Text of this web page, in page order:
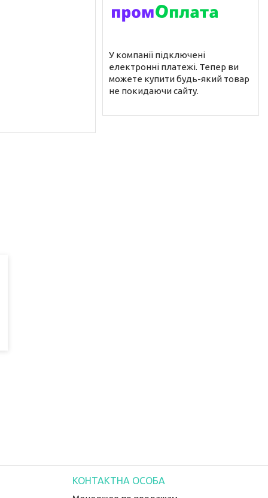
У компанії підключені
електронні платежі. Тепер ви
можете купити будь-який товар
не покидаючи сайту.